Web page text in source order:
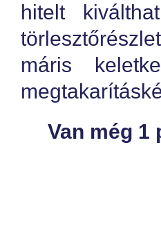
hitelt
máris
Van még 1